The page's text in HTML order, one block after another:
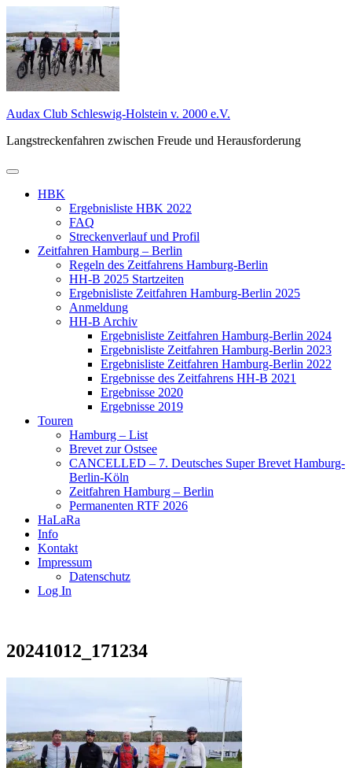
springen
Audax Club Schleswig-Holstein v. 2000 e.V.
Langstreckenfahren zwischen Freude und Herausforderung
Primäres
HBK
Ergebnisliste HBK 2022
FAQ
Streckenverlauf und Profil
Zeitfahren Hamburg – Berlin
Regeln des Zeitfahrens Hamburg-Berlin
HH-B 2025 Startzeiten
Ergebnisliste Zeitfahren Hamburg-Berlin 2025
Anmeldung
HH-B Archiv
Ergebnisliste Zeitfahren Hamburg-Berlin 2024
Ergebnisliste Zeitfahren Hamburg-Berlin 2023
Ergebnisliste Zeitfahren Hamburg-Berlin 2022
Ergebnisse des Zeitfahrens HH-B 2021
Ergebnisse 2020
Ergebnisse 2019
Touren
Hamburg – List
Brevet zur Ostsee
CANCELLED – 7. Deutsches Super Brevet Hamburg-
Berlin-Köln
Zeitfahren Hamburg – Berlin
Permanenten RTF 2026
HaLaRa
Info
Kontakt
Impressum
Datenschutz
Log In
20241012_171234